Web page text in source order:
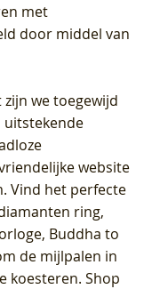
met
door middel van
zijn we toegewijd
uitstekende
website
Vind het perfecte
ring,
Buddha to
de mijlpalen in
koesteren. Shop